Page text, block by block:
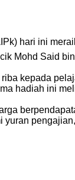
hari ini
Mohd Said
kepada
hadiah ini